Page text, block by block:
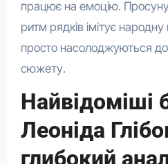
працює на емоцію.
ритм рядків імітує народну
просто насолоджуються
сюжету.
Найвідоміші
Леоніда
глибокий